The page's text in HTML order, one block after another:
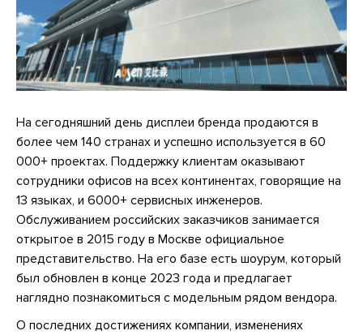
На сегодняшний день дисплеи бренда продаются в
более чем 140 странах и успешно используется в 60
000+ проектах. Поддержку клиентам оказывают
сотрудники офисов на всех континентах, говорящие на
13 языках, и 6000+ сервисных инженеров.
Обслуживанием российских заказчиков занимается
открытое в 2015 году в Москве официальное
представительство. На его базе есть шоурум, который
был обновлен в конце 2023 года и предлагает
наглядно познакомиться с модельным рядом вендора.
О последних достижениях компании, изменениях